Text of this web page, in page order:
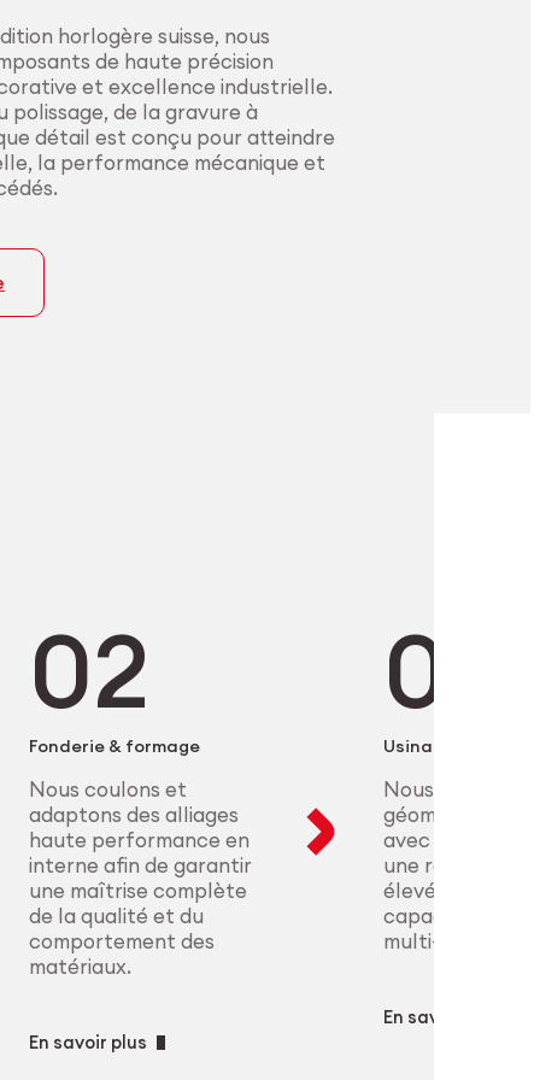
horlogère suisse, nous
de haute précision
et excellence industrielle.
de la gravure à
détail est conçu pour atteindre
la performance mécanique et
cliniques les plus strictes.
des pièces hautement
maîtrise complète des
Fonderie & formage
Nous coulons et
adaptons des alliages
haute performance en
interne afin de garantir
une maîtrise complète
de la qualité et du
comportement des
matériaux.
En savoir plus
Usinage
Nous réalisons
géométries
avec une
une répétabilité
élevées grâce à
capacités CNC
multi-axes.
En savoir plus